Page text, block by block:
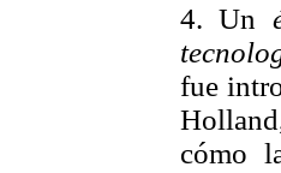
4. Un
fue
cómo